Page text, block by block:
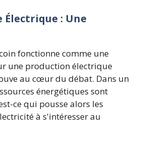
Électrique : Une
fonctionne comme une
une production électrique
au cœur du débat. Dans un
énergétiques sont
ce qui pousse alors les
à s'intéresser au